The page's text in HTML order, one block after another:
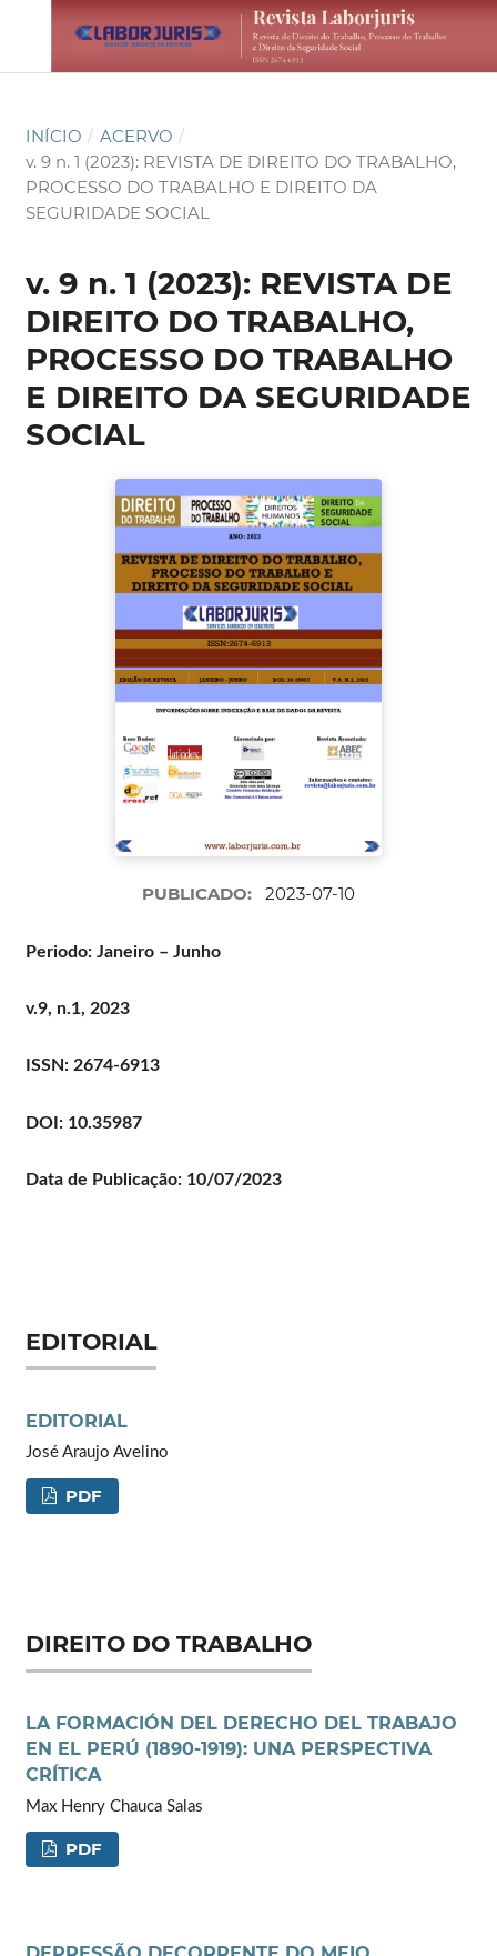
INÍCIO / ACERVO /
v. 9 n. 1 (2023): REVISTA DE DIREITO DO TRABALHO,
PROCESSO DO TRABALHO E DIREITO DA
SEGURIDADE SOCIAL
v. 9 n. 1 (2023): REVISTA DE
DIREITO DO TRABALHO,
PROCESSO DO TRABALHO
E DIREITO DA SEGURIDADE
SOCIAL
PUBLICADO: 2023-07-10
Periodo: Janeiro – Junho
v.9, n.1, 2023
ISSN: 2674-6913
DOI: 10.35987
Data de Publicação: 10/07/2023
EDITORIAL
EDITORIAL
José Araujo Avelino
PDF
DIREITO DO TRABALHO
LA FORMACIÓN DEL DERECHO DEL TRABAJO
EN EL PERÚ (1890-1919): UNA PERSPECTIVA
CRÍTICA
Max Henry Chauca Salas
PDF